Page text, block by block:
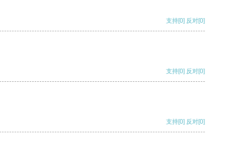
支持[0] 反对[0]
支持[0] 反对[0]
支持[0] 反对[0]